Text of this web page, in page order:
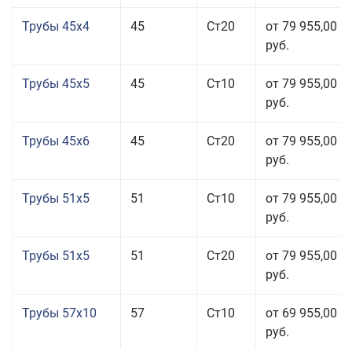
Трубы 45x4 45 Ст20
от 79 955,00
руб.
Трубы 45x5 45 Ст10
от 79 955,00
руб.
Трубы 45x6 45 Ст20
от 79 955,00
руб.
Трубы 51x5 51 Ст10
от 79 955,00
руб.
Трубы 51x5 51 Ст20
от 79 955,00
руб.
Трубы 57x10 57 Ст10
от 69 955,00
руб.